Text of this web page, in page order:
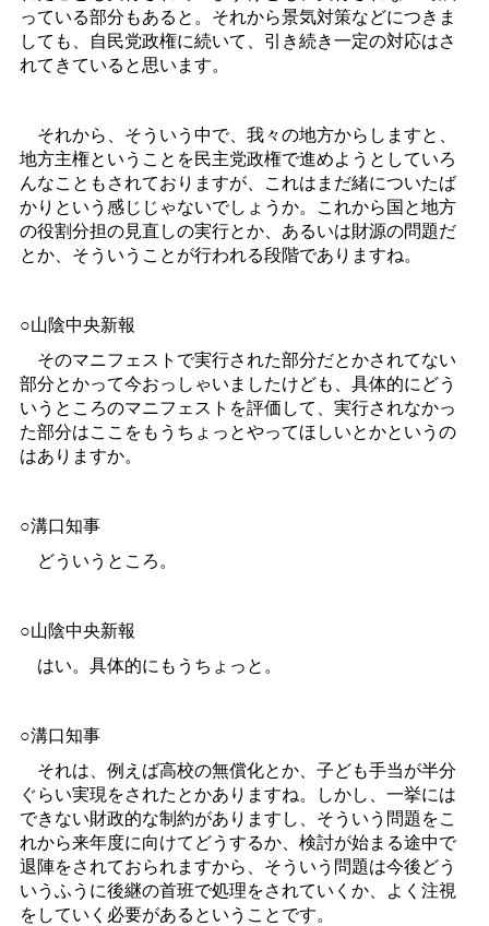
っている部分もあると。それから景気対策などにつきま
しても、自民党政権に続いて、引き続き一定の対応はさ
れてきていると思います。
それから、そういう中で、我々の地方からしますと、
地方主権ということを民主党政権で進めようとしていろ
んなこともされておりますが、これはまだ緒についたば
かりという感じじゃないでしょうか。これから国と地方
の役割分担の見直しの実行とか、あるいは財源の問題だ
とか、そういうことが行われる段階でありますね。
○山陰中央新報
そのマニフェストで実行された部分だとかされてない
部分とかって今おっしゃいましたけども、具体的にどう
いうところのマニフェストを評価して、実行されなかっ
た部分はここをもうちょっとやってほしいとかというの
はありますか。
○溝口知事
どういうところ。
○山陰中央新報
はい。具体的にもうちょっと。
○溝口知事
それは、例えば高校の無償化とか、子ども手当が半分
ぐらい実現をされたとかありますね。しかし、一挙には
できない財政的な制約がありますし、そういう問題をこ
れから来年度に向けてどうするか、検討が始まる途中で
退陣をされておられますから、そういう問題は今後どう
いうふうに後継の首班で処理をされていくか、よく注視
をしていく必要があるということです。